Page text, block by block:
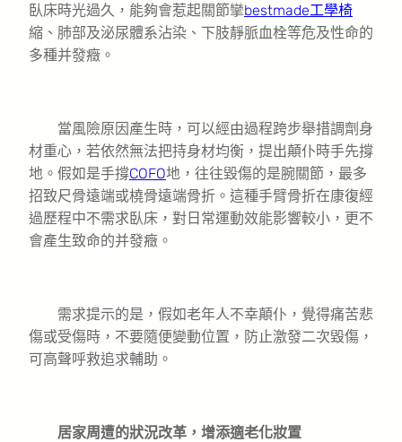
臥床時光過久，能夠會惹起關節攣bestmade工學椅
縮、肺部及泌尿體系沾染、下肢靜脈血栓等危及性命的
多種并發癥。
當風險原因產生時，可以經由過程跨步舉措調劑身
材重心，若依然無法把持身材均衡，提出顛仆時手先撐
地。假如是手撐COFO地，往往毀傷的是腕關節，最多
招致尺骨遠端或橈骨遠端骨折。這種手臂骨折在康復經
過歷程中不需求臥床，對日常運動效能影響較小，更不
會產生致命的并發癥。
需求提示的是，假如老年人不幸顛仆，覺得痛苦悲
傷或受傷時，不要隨便變動位置，防止激發二次毀傷，
可高聲呼救追求輔助。
居家周遭的狀況改革，增添適老化妝置